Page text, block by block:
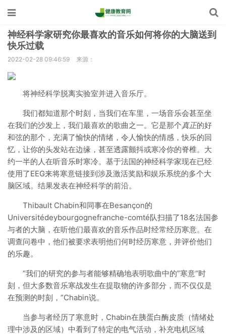
神经科学家研究你最喜欢的音乐如何将你的大脑送到
快乐过载
2022-02-28 09:46:59 来源：
将神经科学脱离实验室并进入音乐厅。
我们都知道那个时刻，当我们在车里，一场音乐会甚至坐
在我们的沙发上，我们最喜欢的歌曲之一。它是那个真正的好
和弦的那个，充满了愉快的情绪，令人愉快的情感，快乐的回
忆，让你的头发站在边缘，甚至透露颤抖或寒冷你的脊椎。大
约一半的人在听音乐时寒冷。基于法国的神经科学家现在已经
使用了EEG来将寒意链接到涉及激活奖励和娱乐系统的多个大
脑区域。结果发表在神经科学的前沿。
Thibault Chabin和同事在Besançon的
Universitédeybourgognefranche-comté队扫描了18名法国参
与者的大脑，在听他们最喜欢的音乐作品时经常经历寒意。在
调查问卷中，他们被要求表明他们何时经历寒意，并评价他们
的乐趣。
“我们的研究的参与者能够精确地表明歌曲中的”寒意“时
刻，但大多数音乐寒战发生在提取物的许多部分，而不仅仅是
在预测的时刻，”Chabin说。
当参与者经历了寒意时，Chabin在胰蛋白酶皮质（情绪处
理中涉及的区域）中看到了特定的电气活动，补充电机区域